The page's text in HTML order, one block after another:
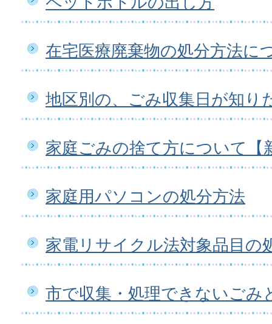
在宅医療廃棄物の処分方法に
地区別の、ごみ収集日が知り
家庭ごみの捨て方について【
家庭用パソコンの処分方法
家電リサイクル法対象品目の
市で収集・処理できないごみ